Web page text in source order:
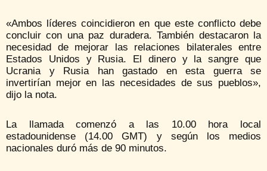
«Ambos líderes coincidieron en que este conflicto debe
concluir con una paz duradera. También destacaron la
necesidad de mejorar las relaciones bilaterales entre
Estados Unidos y Rusia. El dinero y la sangre que
Ucrania y Rusia han gastado en esta guerra se
invertirían mejor en las necesidades de sus pueblos»,
dijo la nota.
La llamada comenzó a las 10.00 hora local
estadounidense (14.00 GMT) y según los medios
nacionales duró más de 90 minutos.